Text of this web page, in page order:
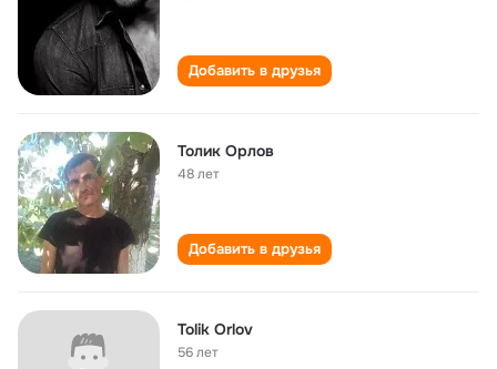
Добавить в друзья
Толик Орлов
48 лет
Добавить в друзья
Tolik Orlov
56 лет